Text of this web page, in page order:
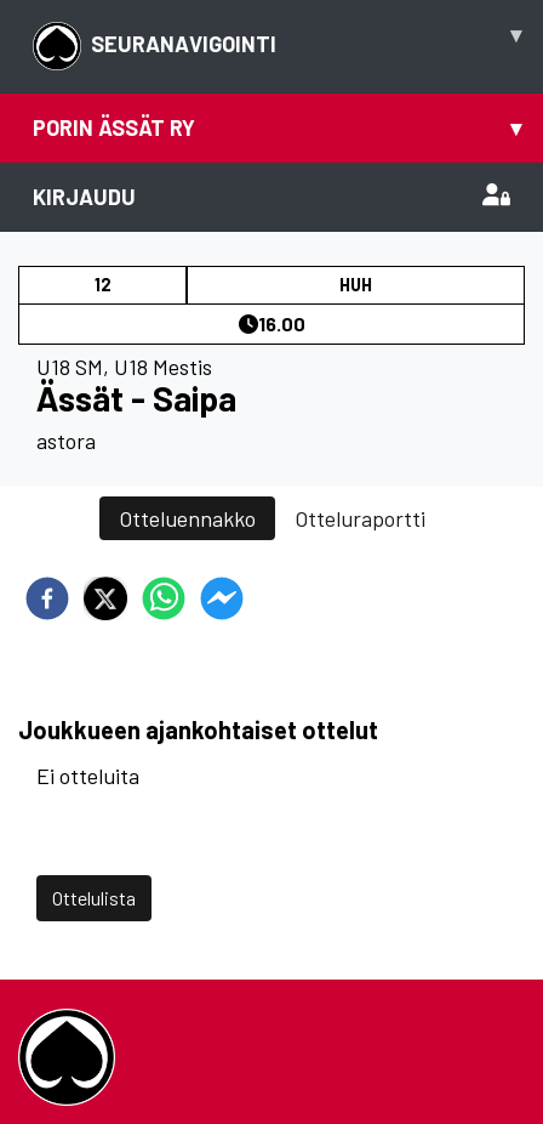
SEURANAVIGOINTI ▾
PORIN ÄSSÄT RY ▾
KIRJAUDU
12 HUH
16.00
U18 SM, U18 Mestis
Ässät - Saipa
astora
Otteluennakko Otteluraportti
Joukkueen ajankohtaiset ottelut
Ei otteluita
Ottelulista